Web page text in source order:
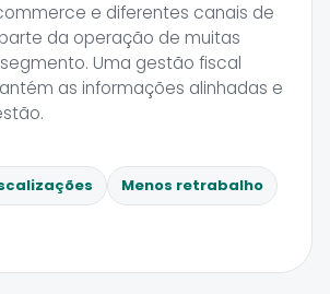
e diferentes canais de
da operação de muitas
Uma gestão fiscal
as informações alinhadas e
Menos retrabalho